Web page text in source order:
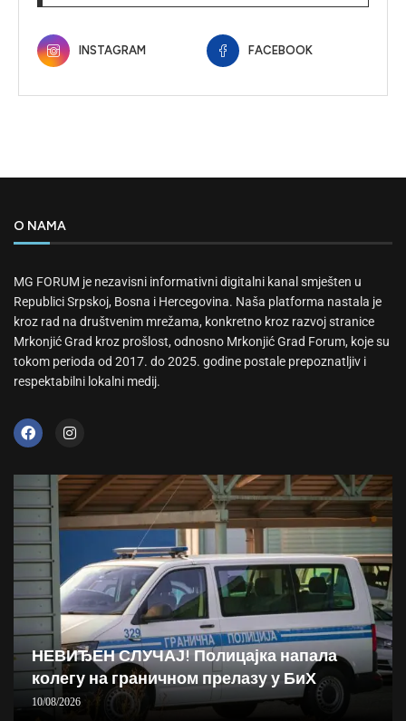
INSTAGRAM FACEBOOK
O NAMA
MG FORUM je nezavisni informativni digitalni kanal smješten u
Republici Srpskoj, Bosna i Hercegovina. Naša platforma nastala je
kroz rad na društvenim mrežama, konkretno kroz razvoj stranice
Mrkonjić Grad kroz prošlost, odnosno Mrkonjić Grad Forum, koje su
tokom perioda od 2017. do 2025. godine postale prepoznatljiv i
respektabilni lokalni medij.
НЕВИЂЕН СЛУЧАЈ! Полицајка напала
колегу на граничном прелазу у БиХ
10/08/2026